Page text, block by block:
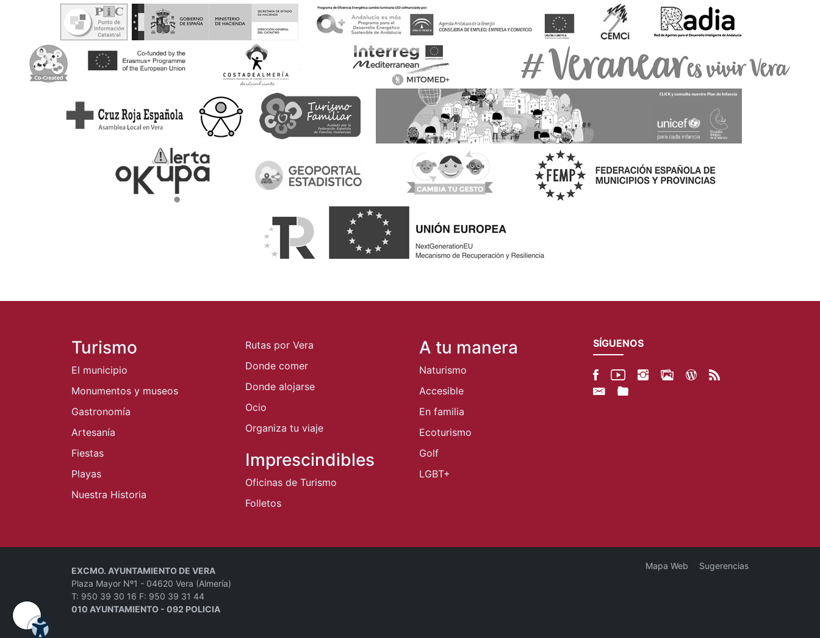
Turismo
El municipio
Monumentos y museos
Gastronomía
Artesanía
Fiestas
Playas
Nuestra Historia
Rutas por Vera
Donde comer
Donde alojarse
Ocio
Organiza tu viaje
Imprescindibles
Oficinas de Turismo
Folletos
A tu manera
Naturismo
Accesible
En familia
Ecoturismo
Golf
LGBT+
SÍGUENOS
EXCMO. AYUNTAMIENTO DE VERA
Plaza Mayor Nº1 - 04620 Vera (Almería)
T: 950 39 30 16 F: 950 39 31 44
010 AYUNTAMIENTO - 092 POLICIA
Mapa Web Sugerencias